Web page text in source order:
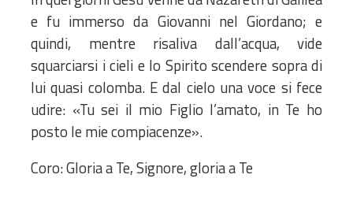
e fu immerso da Giovanni nel Giordano; e
quindi, mentre risaliva dall’acqua, vide
squarciarsi i cieli e lo Spirito scendere sopra di
lui quasi colomba. E dal cielo una voce si fece
udire: «Tu sei il mio Figlio l’amato, in Te ho
posto le mie compiacenze».
Coro: Gloria a Te, Signore, gloria a Te